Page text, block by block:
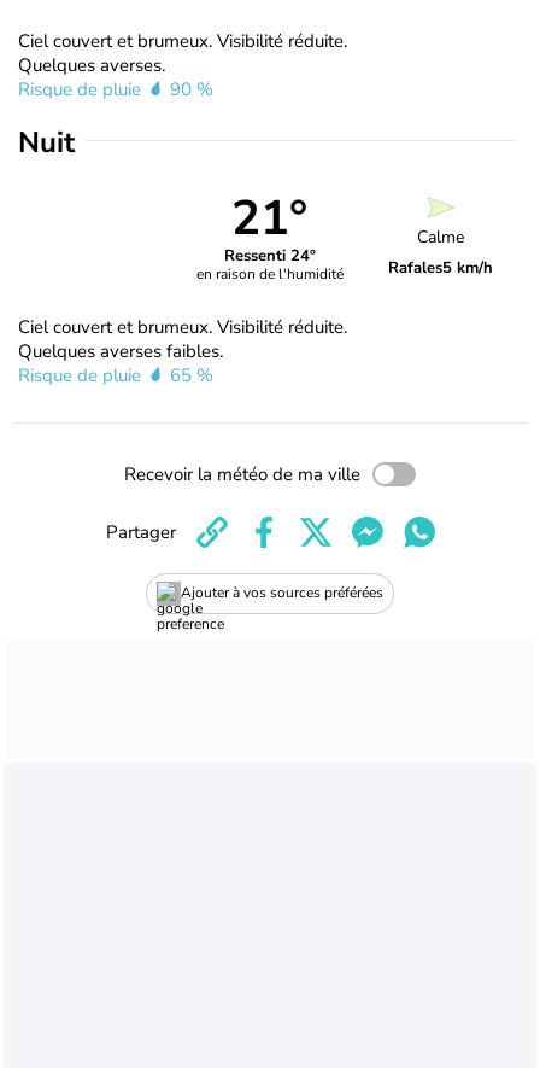
Ciel couvert et brumeux. Visibilité réduite.
Quelques averses.
Risque de pluie
90 %
Nuit
21°
Ressenti 24°
en raison de l'humidité
Calme
Rafales5 km/h
Ciel couvert et brumeux. Visibilité réduite.
Quelques averses faibles.
Risque de pluie
65 %
Recevoir la météo de ma ville
Ajouter à vos sources préférées
Partager